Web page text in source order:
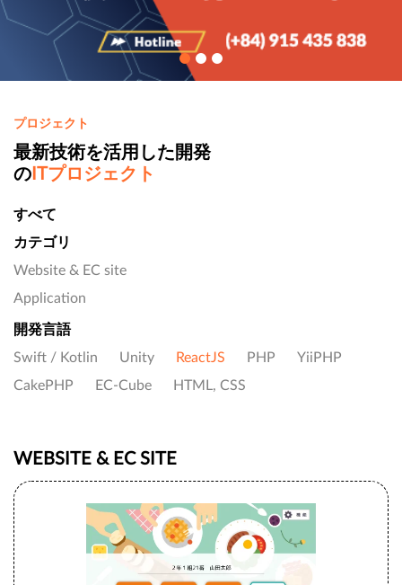
プロジェクト
最新技術を活用した開発
の ITプロジェクト
すべて
カテゴリ
Website & EC site
Application
開発言語
Swift / Kotlin
Unity ReactJS PHP
YiiPHP
CakePHP
EC-Cube HTML, CSS
WEBSITE & EC SITE